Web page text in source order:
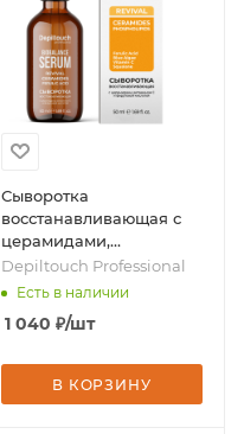
Сыворотка
восстанавливающая с
церамидами,
витамином С и
феруловой кислотой, 50
Professional
Depiltouch Professional
Есть в наличии
1 040 ₽/шт
В КОРЗИНУ